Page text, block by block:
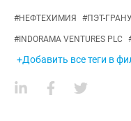
#НЕФТЕХИМИЯ #ПЭТ-
#INDORAMA VENTURES PLC
+Добавить все теги в